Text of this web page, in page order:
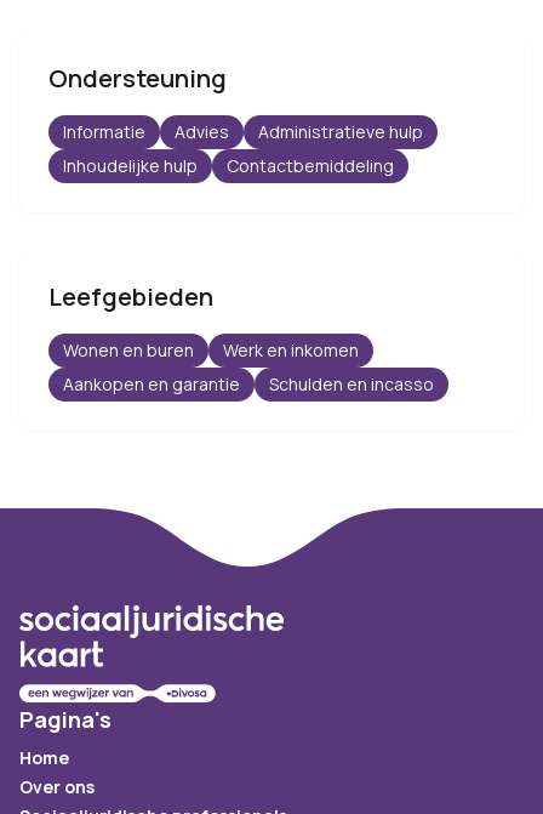
Ondersteuning
Informatie Advies
Administratieve hulp
Inhoudelijke hulp
Contactbemiddeling
Leefgebieden
Wonen en buren
Werk en inkomen
Aankopen en garantie
Schulden en incasso
Pagina's
Home
Over ons